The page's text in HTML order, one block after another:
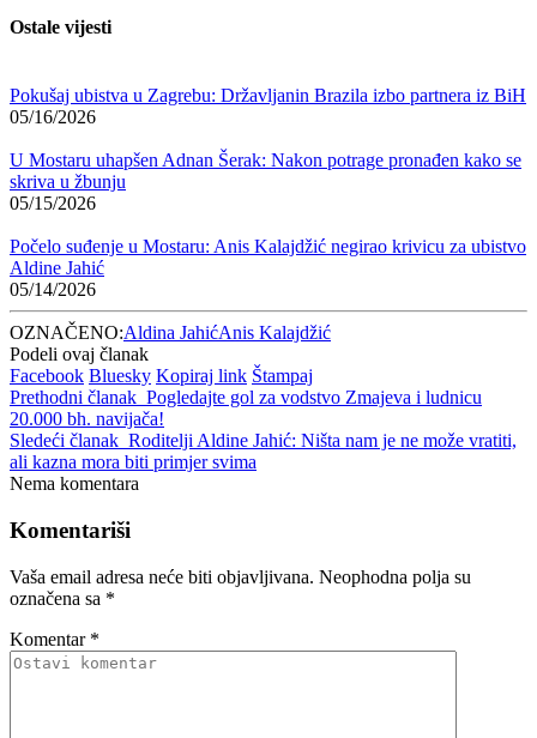
Ostale vijesti
Pokušaj ubistva u Zagrebu: Državljanin Brazila izbo partnera iz BiH
05/16/2026
U Mostaru uhapšen Adnan Šerak: Nakon potrage pronađen kako se
skriva u žbunju
05/15/2026
Počelo suđenje u Mostaru: Anis Kalajdžić negirao krivicu za ubistvo
Aldine Jahić
05/14/2026
OZNAČENO:Aldina JahićAnis Kalajdžić
Podeli ovaj članak
Facebook Bluesky Kopiraj link Štampaj
Prethodni članak Pogledajte gol za vodstvo Zmajeva i ludnicu
20.000 bh. navijača!
Sledeći članak Roditelji Aldine Jahić: Ništa nam je ne može vratiti,
ali kazna mora biti primjer svima
Nema komentara
Komentariši
Vaša email adresa neće biti objavljivana. Neophodna polja su
označena sa *
Komentar *